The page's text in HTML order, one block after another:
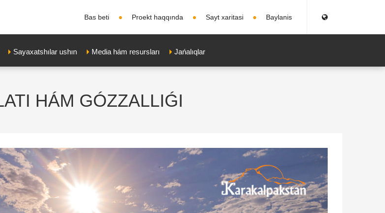
Bas beti Proekt haqqında Sayt xaritasi Baylanis
Sayaxatshılar ushın Media hám resursları Jańalıqlar
HÁM GÓZZALLIǴI